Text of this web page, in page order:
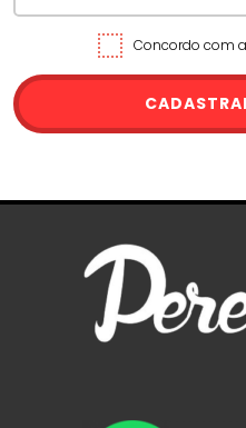
Concordo com